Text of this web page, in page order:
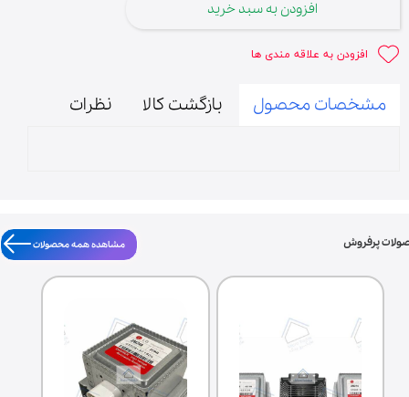
افزودن به سبد خرید
افزودن به علاقه مندی ها
مشخصات محصول بازگشت کالا نظرات
مشاهده همه محصولات پرفروش